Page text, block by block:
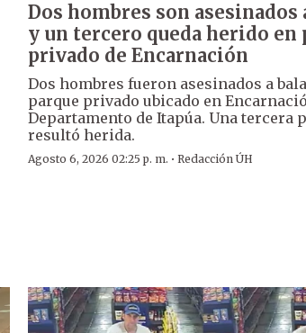
Dos hombres son asesinados
y un tercero queda herido en
privado de Encarnación
Dos hombres fueron asesinados a
parque privado ubicado en
Departamento de Itapúa. Una tercera
resultó herida.
Agosto 6, 2026 02:25 p. m. · Redacción ÚH